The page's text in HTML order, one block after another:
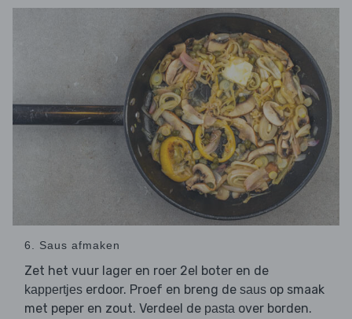
6. Saus afmaken
Zet het vuur lager en roer 2el boter en de
kappertjes erdoor. Proef en breng de saus op smaak
met peper en zout. Verdeel de pasta over borden.